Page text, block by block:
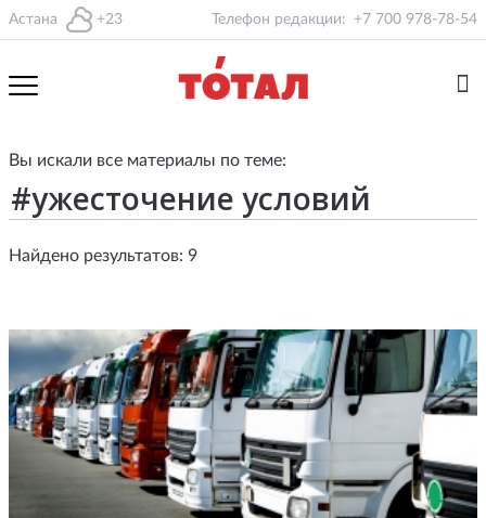
Астана +23 Телефон редакции: +7 700 978-78-54
Вы искали все материалы по теме:
Найдено результатов: 9